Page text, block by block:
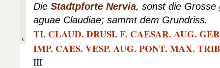
Die Stadtpforte Nervia, sonst die Grosse
aguae Claudiae; sammt dem Grundriss.
TI. CLAUD. DRUSI. F. CAESAR. AUG.
IMP. CAES. VESP. AUG. PONT. MAX.
III